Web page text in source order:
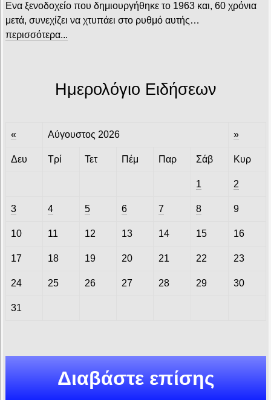
Ενα ξενοδοχείο που δημιουργήθηκε το 1963 και, 60 χρόνια
μετά, συνεχίζει να χτυπάει στο ρυθμό αυτής…
περισσότερα...
Ημερολόγιο Ειδήσεων
« Αύγουστος 2026 »
Δευ Τρί Τετ Πέμ Παρ Σάβ Κυρ
1 2
3 4 5 6 7 8 9
10 11 12 13 14 15 16
17 18 19 20 21 22 23
24 25 26 27 28 29 30
31
Διαβάστε επίσης